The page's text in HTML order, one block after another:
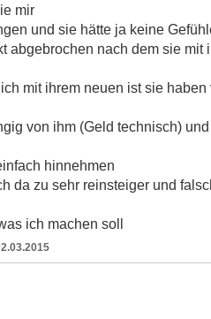
mir
und sie hätte ja keine
abgebrochen nach dem sie mit
mit ihrem neuen ist sie
von ihm (Geld technisch)
hinnehmen
da zu sehr reinsteiger und
ich machen soll